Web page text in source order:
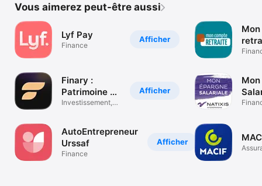
Vous aimerez peut-être aussi
Afficher
Lyf Pay
Finance
Afficher
Finary :
Patrimoine &
Budget
Investissement,
Afficher
AutoEntrepreneur
Urssaf
Finance